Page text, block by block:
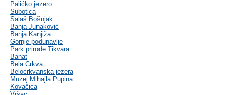
Palićko jezero
Subotica
Salaš Bošnjak
Banja Junaković
Banja Kanjiža
Gornje podunavlje
Park prirode Tikvara
Banat
Bela Crkva
Belocrkvanska jezera
Muzej Mihajla Pupina
Kovačica